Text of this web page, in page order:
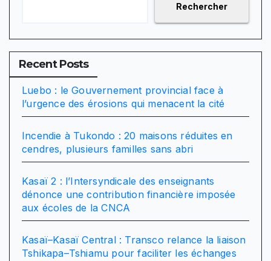
Rechercher
Recent Posts
Luebo : le Gouvernement provincial face à
l’urgence des érosions qui menacent la cité
Incendie à Tukondo : 20 maisons réduites en
cendres, plusieurs familles sans abri
Kasaï 2 : l’Intersyndicale des enseignants
dénonce une contribution financière imposée
aux écoles de la CNCA
Kasaï–Kasaï Central : Transco relance la liaison
Tshikapa–Tshiamu pour faciliter les échanges